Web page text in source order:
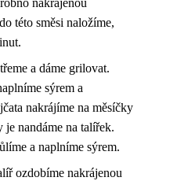
této směsi naložíme,
a dáme grilovat.
sýrem a
nakrájíme na měsíčky
je nandáme na talířek.
a naplníme sýrem.
ozdobíme nakrájenou